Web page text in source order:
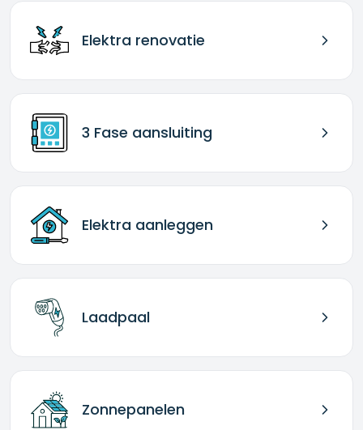
Elektra renovatie
3 Fase aansluiting
Elektra aanleggen
Laadpaal
Zonnepanelen